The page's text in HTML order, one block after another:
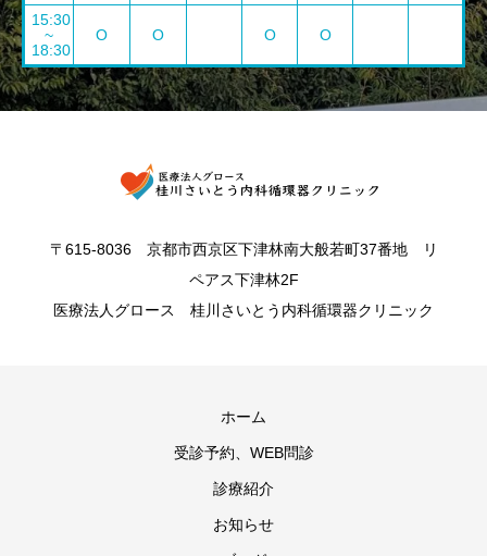
15:30
~
18:30
O O O O
〒615-8036 京都市西京区下津林南大般若町37番地 リ
ペアス下津林2F
医療法人グロース 桂川さいとう内科循環器クリニック
ホーム
受診予約、WEB問診
診療紹介
お知らせ